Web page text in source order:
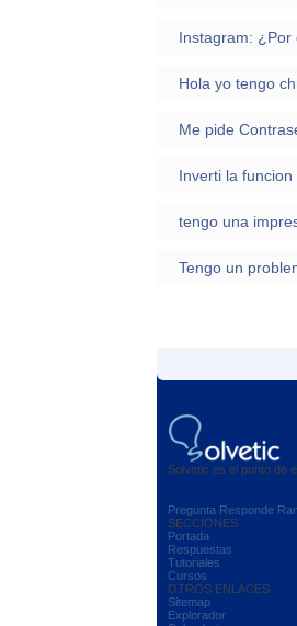
Me pide
Solvetic es el punto de
Pregunta Responde
SECCIONES
Portada
Respuestas
Tutoriales
Cursos
OTROS ENLACES
Sitemap
Explorador